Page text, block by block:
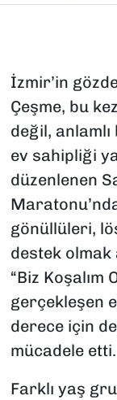
İzmir’in
Çeşme, bu
değil,
ev sahipliği
düzenlenen
gönüllüleri,
destek olmak
“Biz Koşalım
gerçekleşen
derece için
mücadele etti.
Farklı yaş